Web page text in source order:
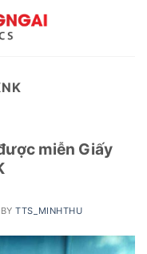
miễn Giấy
BYTTS_MINHTHU